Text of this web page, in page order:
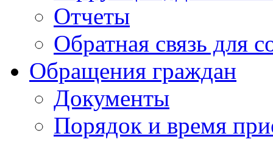
Отчеты
Обратная связь для
Обращения граждан
Документы
Порядок и время